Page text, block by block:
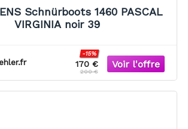
Schnürboots 1460 PASCAL
VIRGINIA noir 39
170 €
-15%
200 €